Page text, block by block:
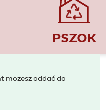
PSZOK
możesz oddać do